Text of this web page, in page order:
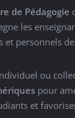
de Pédagogie
les
personnels
ou
pour
et